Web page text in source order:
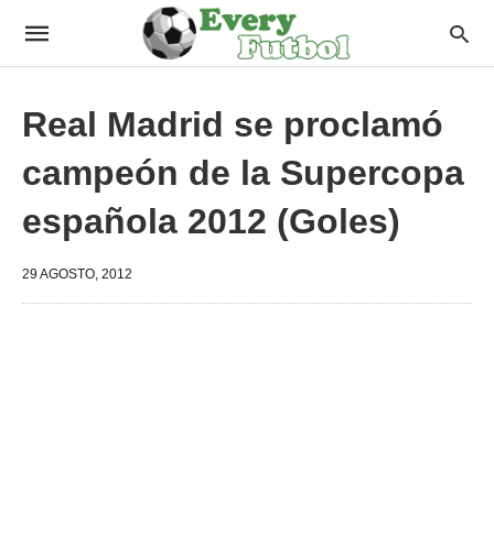
Real Madrid se proclamó
campeón de la Supercopa
española 2012 (Goles)
29 AGOSTO, 2012